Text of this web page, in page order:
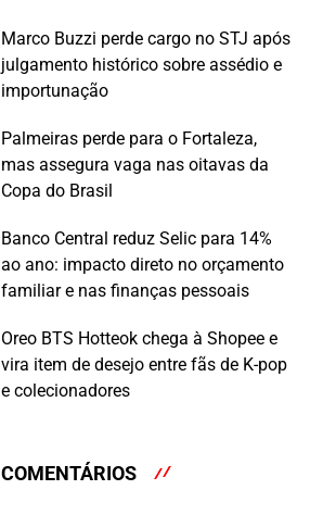
Marco Buzzi perde cargo no STJ após
julgamento histórico sobre assédio e
importunação
Palmeiras perde para o Fortaleza,
mas assegura vaga nas oitavas da
Copa do Brasil
Banco Central reduz Selic para 14%
ao ano: impacto direto no orçamento
familiar e nas finanças pessoais
Oreo BTS Hotteok chega à Shopee e
vira item de desejo entre fãs de K-pop
e colecionadores
COMENTÁRIOS